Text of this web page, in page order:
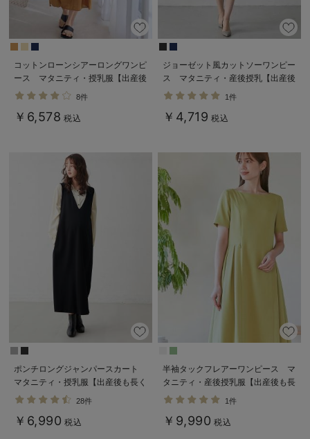
コットンローンシアーロングワンピ
ース マタニティ・授乳服【出産後
も長く使える】
8件
￥6,578 税込
ジョーゼット風カットソーワンピー
ス マタニティ・産後授乳【出産後
も長く使える】Rosemadame（ロ
1件
￥4,719 税込
ポンチロングジャンパースカート
マタニティ・授乳服【出産後も長く
使える】
28件
￥6,990 税込
半袖タックフレアーワンピース マ
タニティ・産後授乳服【出産後も長
く使える】
1件
￥9,990 税込